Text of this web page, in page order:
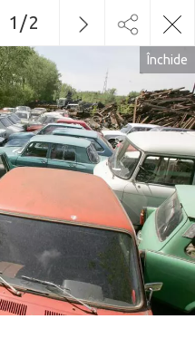
Închide
1 /2